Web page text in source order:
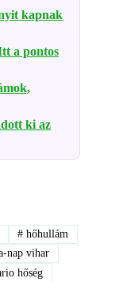
kapnak
a pontos
ki az
# hőhullám
nap vihar
hőség